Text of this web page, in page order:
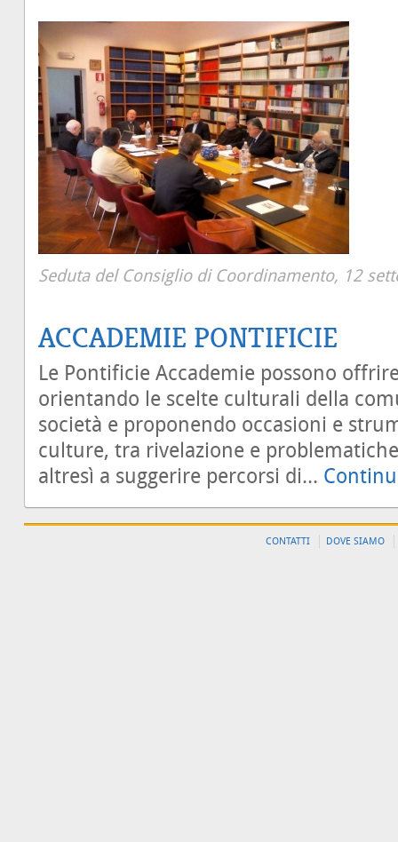
Seduta del Consiglio di Coordinamento, 12
ACCADEMIE PONTIFICIE
Le Pontificie Accademie possono
orientando le scelte culturali della
società e proponendo occasioni e
culture, tra rivelazione e
altresì a suggerire percorsi di...
CONTATTI DOVE SIAMO